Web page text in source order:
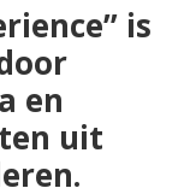
is
en
uit